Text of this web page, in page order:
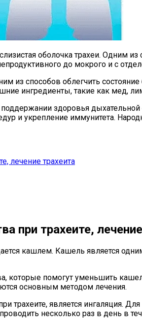
оболочка трахеи.
до мокрого и с
из способов облегчить
ингредиенты, такие как мед,
здоровья
и укрепление иммунитета.
лечение трахеита
при трахеите,
кашлем. Кашель является
которые помогут уменьшить
основным методом лечения.
трахеите, является ингаляция.
несколько раз в день в